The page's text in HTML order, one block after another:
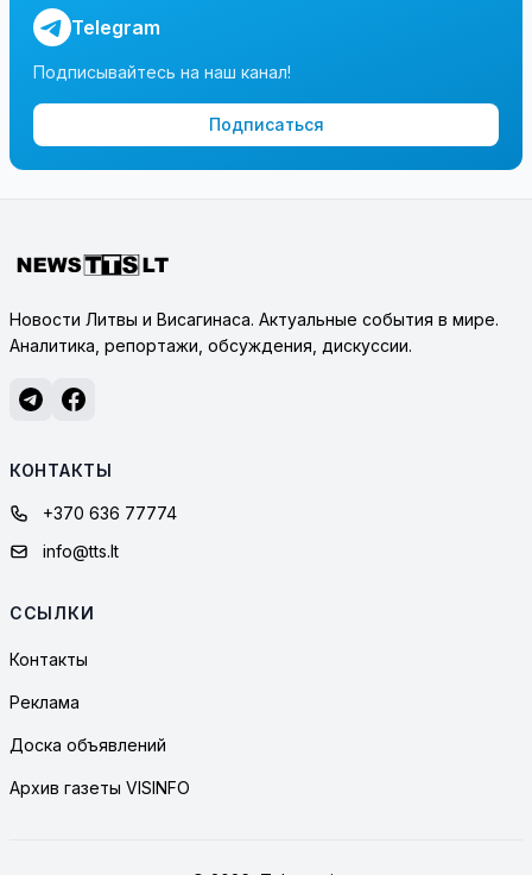
Telegram
Подписывайтесь на наш канал!
Подписаться
Новости Литвы и Висагинаса. Актуальные события в мире.
Аналитика, репортажи, обсуждения, дискуссии.
КОНТАКТЫ
+370 636 77774
info@tts.lt
ССЫЛКИ
Контакты
Реклама
Доска объявлений
Архив газеты VISINFO